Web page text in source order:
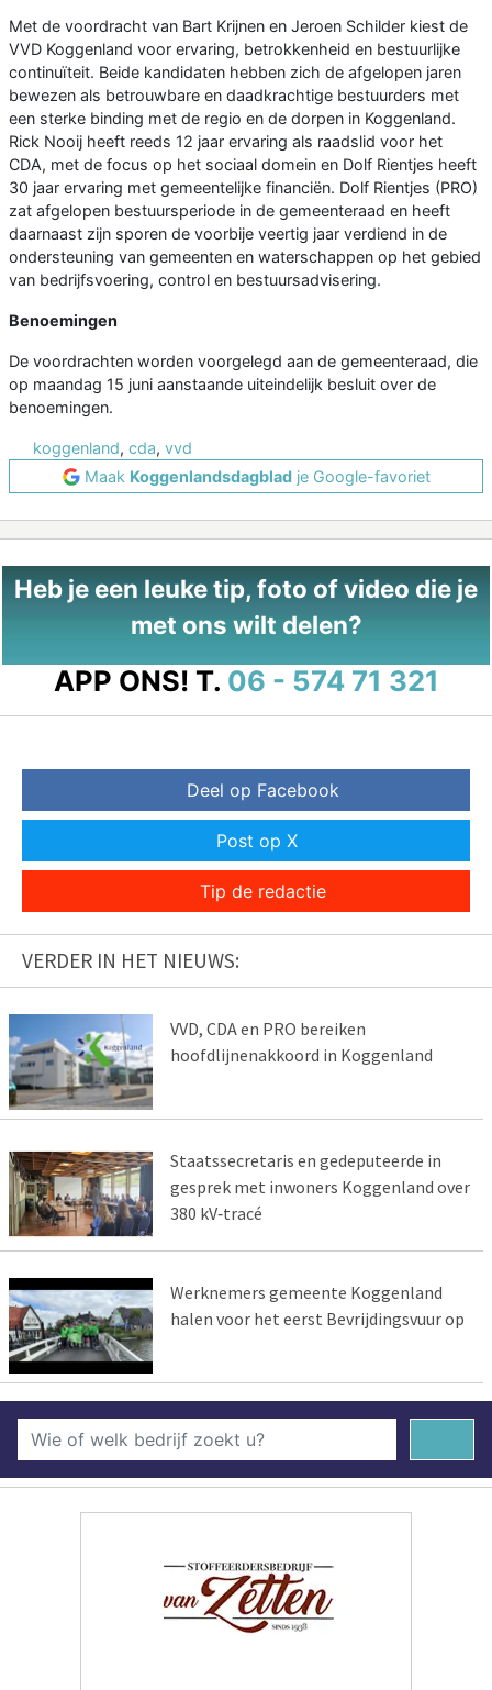
Met de voordracht van Bart Krijnen en Jeroen Schilder kiest de
VVD Koggenland voor ervaring, betrokkenheid en bestuurlijke
continuïteit. Beide kandidaten hebben zich de afgelopen jaren
bewezen als betrouwbare en daadkrachtige bestuurders met
een sterke binding met de regio en de dorpen in Koggenland.
Rick Nooij heeft reeds 12 jaar ervaring als raadslid voor het
CDA, met de focus op het sociaal domein en Dolf Rientjes heeft
30 jaar ervaring met gemeentelijke financiën. Dolf Rientjes (PRO)
zat afgelopen bestuursperiode in de gemeenteraad en heeft
daarnaast zijn sporen de voorbije veertig jaar verdiend in de
ondersteuning van gemeenten en waterschappen op het gebied
van bedrijfsvoering, control en bestuursadvisering.
Benoemingen
De voordrachten worden voorgelegd aan de gemeenteraad, die
op maandag 15 juni aanstaande uiteindelijk besluit over de
benoemingen.
koggenland, cda, vvd
Maak Koggenlandsdagbladje Google-favoriet
Heb je een leuke tip, foto of video die je
met ons wilt delen?
APP ONS! T. 06 - 574 71 321
Deel op Facebook
Post op X
Tip de redactie
VERDER IN HET NIEUWS:
VVD, CDA en PRO bereiken
hoofdlijnenakkoord in Koggenland
Staatssecretaris en gedeputeerde in
gesprek met inwoners Koggenland over
380 kV‑tracé
Werknemers gemeente Koggenland
halen voor het eerst Bevrijdingsvuur op